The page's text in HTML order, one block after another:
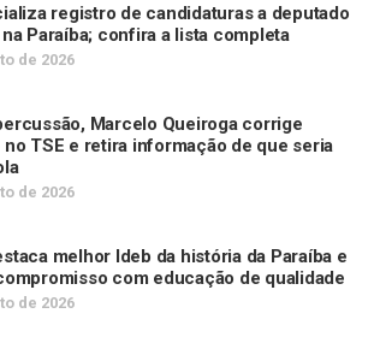
registro de candidaturas a deputado
Paraíba; confira a lista completa
de 2026
Marcelo Queiroga corrige
no TSE e retira informação de que seria
de 2026
melhor Ideb da história da Paraíba e
com educação de qualidade
de 2026